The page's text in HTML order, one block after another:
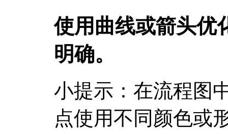
使用曲线或箭头优
明确。
小提示：在流程图
点使用不同颜色或